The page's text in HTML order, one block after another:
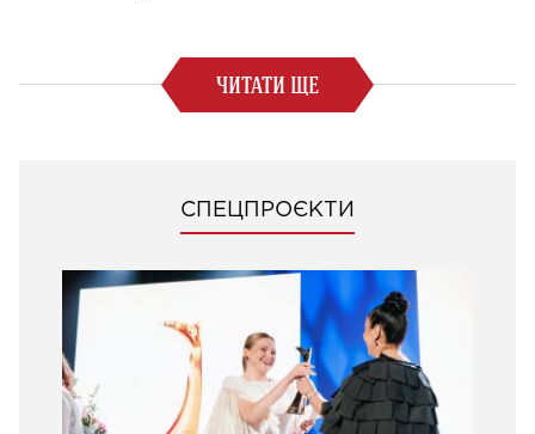
ЧИТАТИ ЩЕ
СПЕЦПРОЄКТИ